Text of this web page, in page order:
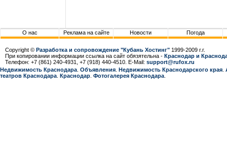
О нас Реклама на сайте Новости Погода
Copyright © Разработка и сопровождение "Кубань Хостинг" 1999-2009 г.г.
При копировании информации ссылка на сайт обязятельна - Краснодар и
Телефон: +7 (861) 240-4931, +7 (918) 440-4510. E-Mail: support@rufox.ru
Недвижимость Краснодара Объявления Недвижимость Краснодарcкого края
театров Краснодара Краснодар Фотогалерея Краснодара